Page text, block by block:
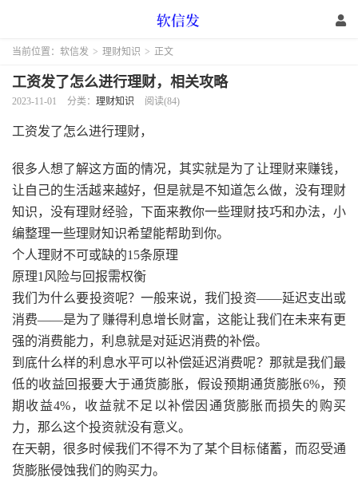
当前位置： 软信发 > 理财知识 > 正文
工资发了怎么进行理财，相关攻略
2023-11-01 分类： 理财知识 阅读(84)
工资发了怎么进行理财，
很多人想了解这方面的情况，其实就是为了让理财来赚钱，
让自己的生活越来越好，但是就是不知道怎么做，没有理财
知识，没有理财经验，下面来教你一些理财技巧和办法，小
编整理一些理财知识希望能帮助到你。
个人理财不可或缺的15条原理
原理1风险与回报需权衡
我们为什么要投资呢？一般来说，我们投资——延迟支出或
消费——是为了赚得利息增长财富，这能让我们在未来有更
强的消费能力，利息就是对延迟消费的补偿。
到底什么样的利息水平可以补偿延迟消费呢？那就是我们最
低的收益回报要大于通货膨胀，假设预期通货膨胀6%，预
期收益4%，收益就不足以补偿因通货膨胀而损失的购买
力，那么这个投资就没有意义。
在天朝，很多时候我们不得不为了某个目标储蓄，而忍受通
货膨胀侵蚀我们的购买力。